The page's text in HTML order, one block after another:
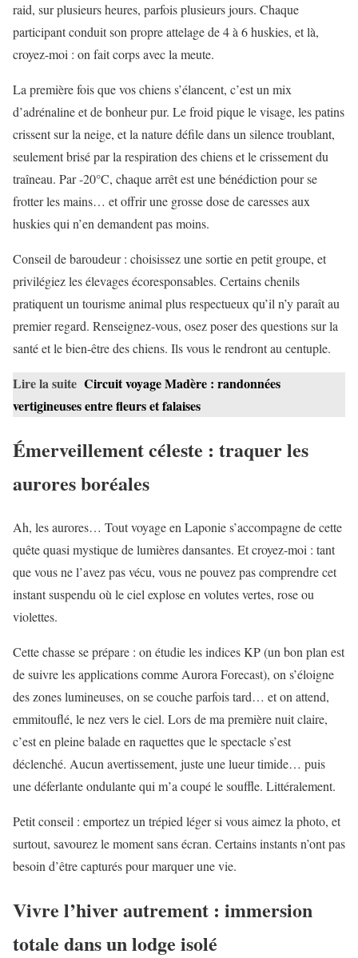
raid, sur plusieurs heures, parfois plusieurs jours. Chaque
participant conduit son propre attelage de 4 à 6 huskies, et là,
croyez-moi : on fait corps avec la meute.
La première fois que vos chiens s’élancent, c’est un mix
d’adrénaline et de bonheur pur. Le froid pique le visage, les patins
crissent sur la neige, et la nature défile dans un silence troublant,
seulement brisé par la respiration des chiens et le crissement du
traîneau. Par -20°C, chaque arrêt est une bénédiction pour se
frotter les mains… et offrir une grosse dose de caresses aux
huskies qui n’en demandent pas moins.
Conseil de baroudeur : choisissez une sortie en petit groupe, et
privilégiez les élevages écoresponsables. Certains chenils
pratiquent un tourisme animal plus respectueux qu’il n’y paraît au
premier regard. Renseignez-vous, osez poser des questions sur la
santé et le bien-être des chiens. Ils vous le rendront au centuple.
Lire la suite Circuit voyage Madère : randonnées
vertigineuses entre fleurs et falaises
Émerveillement céleste : traquer les
aurores boréales
Ah, les aurores… Tout voyage en Laponie s’accompagne de cette
quête quasi mystique de lumières dansantes. Et croyez-moi : tant
que vous ne l’avez pas vécu, vous ne pouvez pas comprendre cet
instant suspendu où le ciel explose en volutes vertes, rose ou
violettes.
Cette chasse se prépare : on étudie les indices KP (un bon plan est
de suivre les applications comme Aurora Forecast), on s’éloigne
des zones lumineuses, on se couche parfois tard… et on attend,
emmitouflé, le nez vers le ciel. Lors de ma première nuit claire,
c’est en pleine balade en raquettes que le spectacle s’est
déclenché. Aucun avertissement, juste une lueur timide… puis
une déferlante ondulante qui m’a coupé le souffle. Littéralement.
Petit conseil : emportez un trépied léger si vous aimez la photo, et
surtout, savourez le moment sans écran. Certains instants n’ont pas
besoin d’être capturés pour marquer une vie.
Vivre l’hiver autrement : immersion
totale dans un lodge isolé